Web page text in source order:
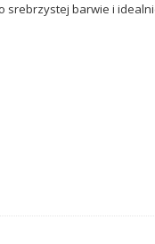
barwie i